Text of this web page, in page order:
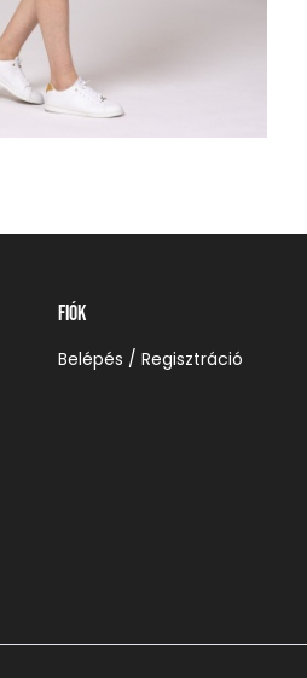
Fiók
Belépés / Regisztráció